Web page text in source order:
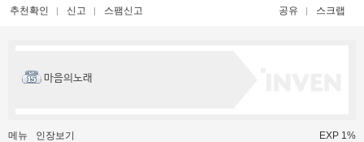
추천확인 신고 스팸신고 공유 스크랩
마음의노래
메뉴 인장보기 EXP 1%